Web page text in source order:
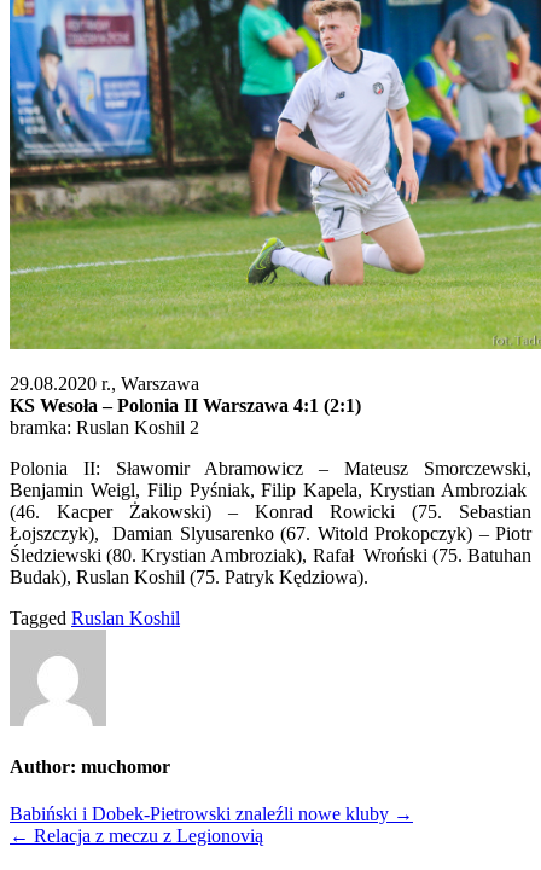
29.08.2020 r., Warszawa
KS Wesoła – Polonia II Warszawa 4:1 (2:1)
bramka: Ruslan Koshil 2
Polonia II: Sławomir Abramowicz – Mateusz Smorczewski,
Benjamin Weigl, Filip Pyśniak, Filip Kapela, Krystian Ambroziak
(46. Kacper Żakowski) – Konrad Rowicki (75. Sebastian
Łojszczyk), Damian Slyusarenko (67. Witold Prokopczyk) – Piotr
Śledziewski (80. Krystian Ambroziak), Rafał Wroński (75. Batuhan
Budak), Ruslan Koshil (75. Patryk Kędziowa).
Tagged Ruslan Koshil
Author: muchomor
Nawigacja
wpisu
Babiński i Dobek-Pietrowski znaleźli nowe kluby →
← Relacja z meczu z Legionovią